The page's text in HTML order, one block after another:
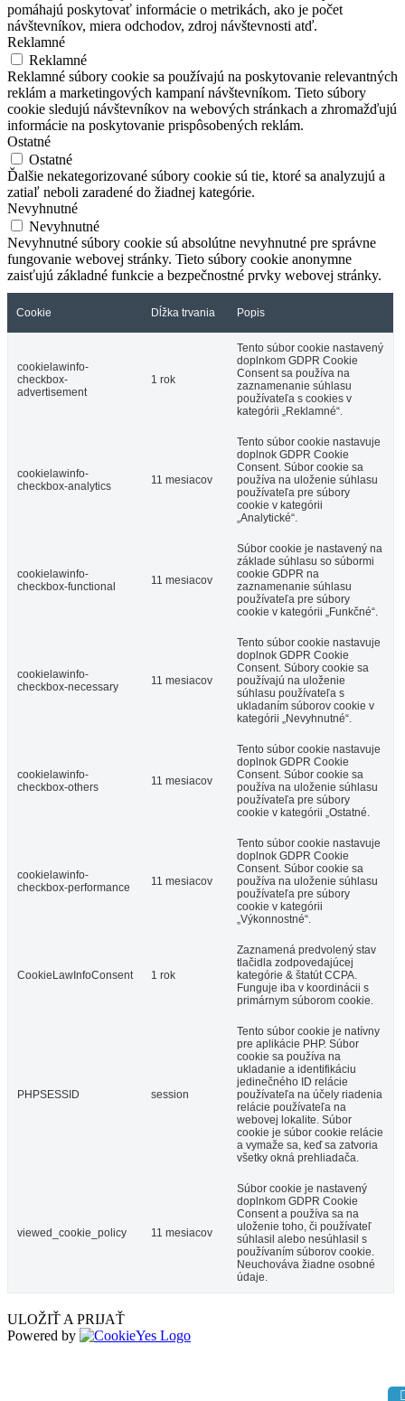
pomáhajú poskytovať informácie o metrikách, ako je počet
návštevníkov, miera odchodov, zdroj návštevnosti atď.
Reklamné
Reklamné
Reklamné súbory cookie sa používajú na poskytovanie relevantných
reklám a marketingových kampaní návštevníkom. Tieto súbory
cookie sledujú návštevníkov na webových stránkach a zhromažďujú
informácie na poskytovanie prispôsobených reklám.
Ostatné
Ostatné
Ďalšie nekategorizované súbory cookie sú tie, ktoré sa analyzujú a
zatiaľ neboli zaradené do žiadnej kategórie.
Nevyhnutné
Nevyhnutné
Nevyhnutné súbory cookie sú absolútne nevyhnutné pre správne
fungovanie webovej stránky. Tieto súbory cookie anonymne
zaisťujú základné funkcie a bezpečnostné prvky webovej stránky.
Cookie Dĺžka trvania Popis
cookielawinfo-
checkbox-
advertisement
1 rok
Tento súbor cookie nastavený
doplnkom GDPR Cookie
Consent sa používa na
zaznamenanie súhlasu
používateľa s cookies v
kategórii „Reklamné“.
cookielawinfo-
checkbox-analytics
11 mesiacov
Tento súbor cookie nastavuje
doplnok GDPR Cookie
Consent. Súbor cookie sa
používa na uloženie súhlasu
používateľa pre súbory
cookie v kategórii
„Analytické“.
cookielawinfo-
checkbox-functional
11 mesiacov
Súbor cookie je nastavený na
základe súhlasu so súbormi
cookie GDPR na
zaznamenanie súhlasu
používateľa pre súbory
cookie v kategórii „Funkčné“.
cookielawinfo-
checkbox-necessary
11 mesiacov
Tento súbor cookie nastavuje
doplnok GDPR Cookie
Consent. Súbory cookie sa
používajú na uloženie
súhlasu používateľa s
ukladaním súborov cookie v
kategórii „Nevyhnutné“.
cookielawinfo-
checkbox-others
11 mesiacov
Tento súbor cookie nastavuje
doplnok GDPR Cookie
Consent. Súbor cookie sa
používa na uloženie súhlasu
používateľa pre súbory
cookie v kategórii „Ostatné.
cookielawinfo-
checkbox-performance
11 mesiacov
Tento súbor cookie nastavuje
doplnok GDPR Cookie
Consent. Súbor cookie sa
používa na uloženie súhlasu
používateľa pre súbory
cookie v kategórii
„Výkonnostné“.
CookieLawInfoConsent 1 rok
Zaznamená predvolený stav
tlačidla zodpovedajúcej
kategórie & štatút CCPA.
Funguje iba v koordinácii s
primárnym súborom cookie.
PHPSESSID session
Tento súbor cookie je natívny
pre aplikácie PHP. Súbor
cookie sa používa na
ukladanie a identifikáciu
jedinečného ID relácie
používateľa na účely riadenia
relácie používateľa na
webovej lokalite. Súbor
cookie je súbor cookie relácie
a vymaže sa, keď sa zatvoria
všetky okná prehliadača.
viewed_cookie_policy 11 mesiacov
Súbor cookie je nastavený
doplnkom GDPR Cookie
Consent a používa sa na
uloženie toho, či používateľ
súhlasil alebo nesúhlasil s
používaním súborov cookie.
Neuchováva žiadne osobné
údaje.
ULOŽIŤ A PRIJAŤ
Powered by